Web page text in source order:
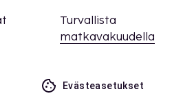
Turvallista
matkavakuudella
Evästeasetukset